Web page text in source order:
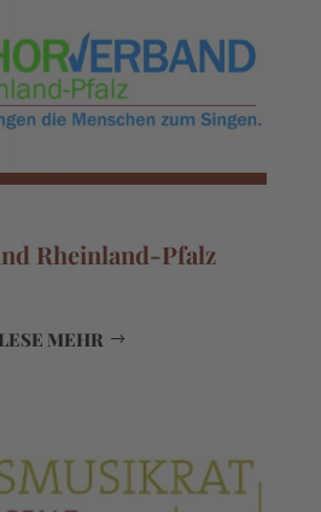
Rheinland-Pfalz
LESE MEHR